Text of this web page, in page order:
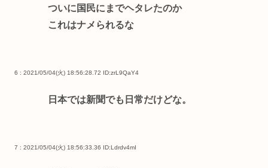
ついに国民にまでヘタレたのか
これはナメられるな
6 : 2021/05/04(火) 18:56:28.72 ID:zrL9QaY4
日本では新聞でも日常だけどな。
7 : 2021/05/04(火) 18:56:33.36 ID:Ldrdv4mI